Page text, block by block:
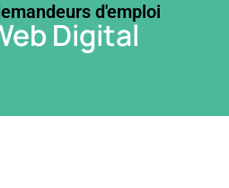
d'emploi
Digital